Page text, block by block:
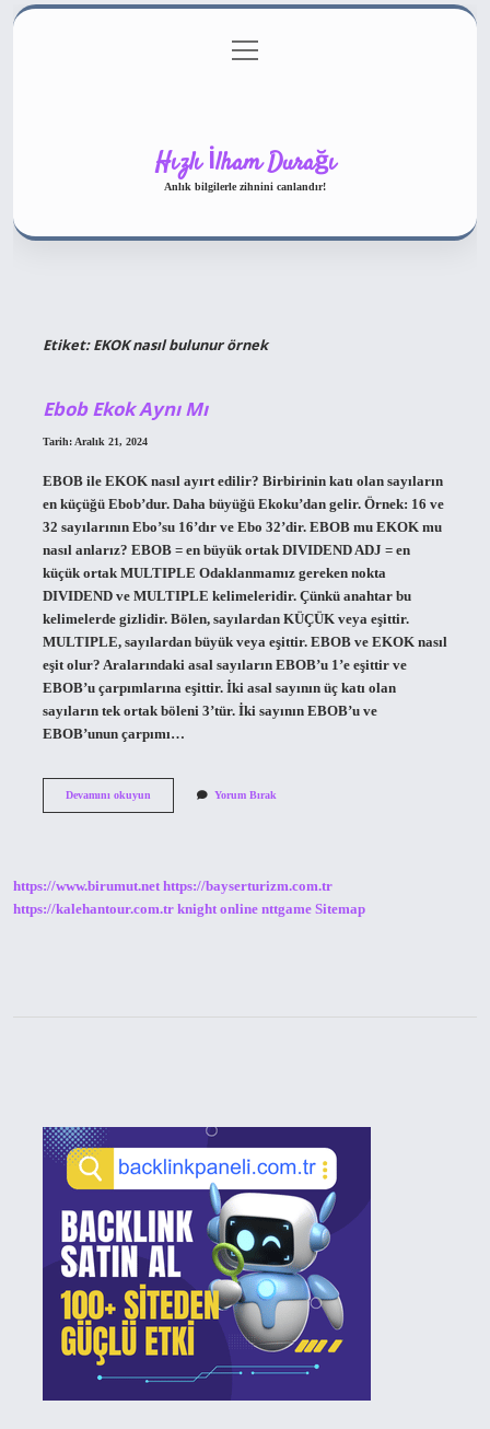
Gizlilik Politikası
menüyü
aç
Hızlı İlham Durağı
Anlık bilgilerle zihnini canlandır!
Etiket:EKOK nasıl bulunur örnek
Ebob Ekok Aynı Mı
Tarih: Aralık 21, 2024
EBOB ile EKOK nasıl ayırt edilir? Birbirinin katı olan sayıların
en küçüğü Ebob’dur. Daha büyüğü Ekoku’dan gelir. Örnek: 16 ve
32 sayılarının Ebo’su 16’dır ve Ebo 32’dir. EBOB mu EKOK mu
nasıl anlarız? EBOB = en büyük ortak DIVIDEND ADJ = en
küçük ortak MULTIPLE Odaklanmamız gereken nokta
DIVIDEND ve MULTIPLE kelimeleridir. Çünkü anahtar bu
kelimelerde gizlidir. Bölen, sayılardan KÜÇÜK veya eşittir.
MULTIPLE, sayılardan büyük veya eşittir. EBOB ve EKOK nasıl
eşit olur? Aralarındaki asal sayıların EBOB’u 1’e eşittir ve
EBOB’u çarpımlarına eşittir. İki asal sayının üç katı olan
sayıların tek ortak böleni 3’tür. İki sayının EBOB’u ve
EBOB’unun çarpımı…
Devamını okuyunEbob
Yorum Bırak
https://www.birumut.net https://bayserturizm.com.tr
https://kalehantour.com.tr knight online nttgame Sitemap